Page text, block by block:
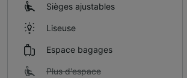
Sièges ajustables
Liseuse
Espace bagages
Plus d'espace